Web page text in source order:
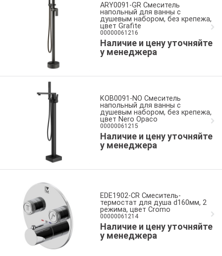
ARY0091-GR Смеситель
напольный для ванны с
душевым набором, без крепежа,
цвет Grafite
00000061216
Наличие и цену уточняйте
у менеджера
KOB0091-NO Смеситель
напольный для ванны с
душевым набором, без крепежа,
цвет Nero Opaco
00000061215
Наличие и цену уточняйте
у менеджера
EDE1902-CR Смеситель-
термостат для душа d160мм, 2
режима, цвет Cromo
00000061214
Наличие и цену уточняйте
у менеджера